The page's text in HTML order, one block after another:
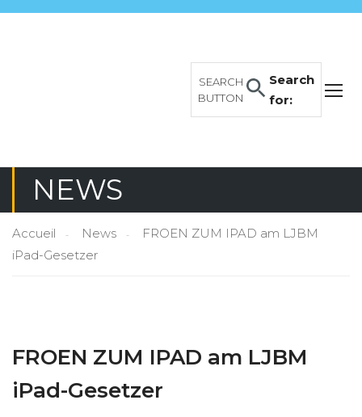
Search
for:
SEARCH
BUTTON
NEWS
Accueil News
FROEN ZUM IPAD am LJBM
iPad-Gesetzer
FROEN ZUM IPAD am LJBM
iPad-Gesetzer